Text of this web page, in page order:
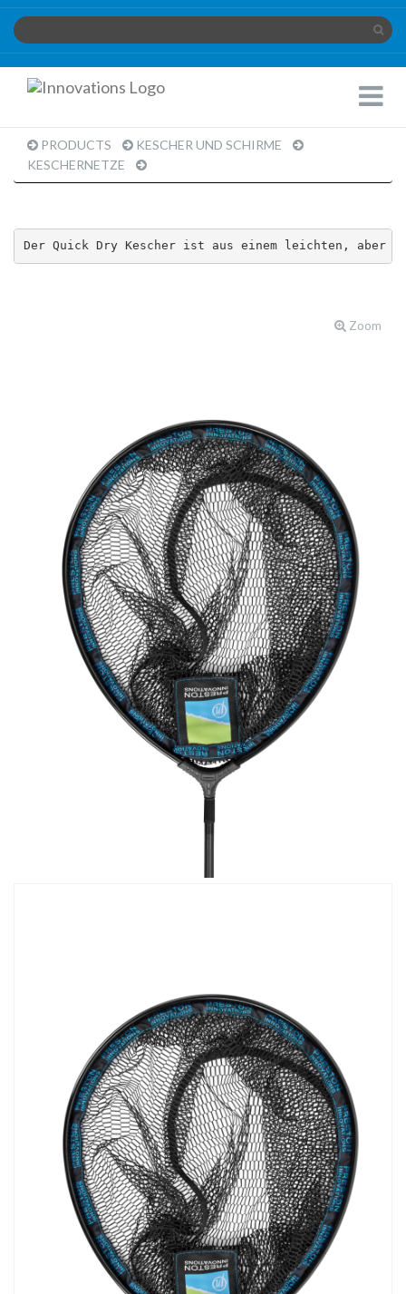
Toggle
Innovations
Limited
PRODUCTS
KESCHER UND SCHIRME
KESCHERNETZE
Der Quick Dry Kescher ist aus einem leichten, aber
Zoom